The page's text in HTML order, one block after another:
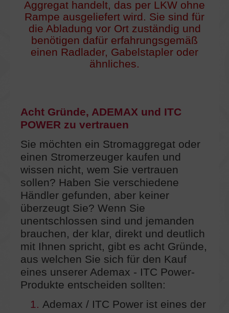
Aggregat handelt, das per LKW ohne
Rampe ausgeliefert wird. Sie sind für
die Abladung vor Ort zuständig und
benötigen dafür erfahrungsgemäß
einen Radlader, Gabelstapler oder
ähnliches.
Acht Gründe, ADEMAX und ITC
POWER zu vertrauen
Sie möchten ein Stromaggregat oder
einen Stromerzeuger kaufen und
wissen nicht, wem Sie vertrauen
sollen? Haben Sie verschiedene
Händler gefunden, aber keiner
überzeugt Sie? Wenn Sie
unentschlossen sind und jemanden
brauchen, der klar, direkt und deutlich
mit Ihnen spricht, gibt es acht Gründe,
aus welchen Sie sich für den Kauf
eines unserer Ademax - ITC Power-
Produkte entscheiden sollten:
1. Ademax / ITC Power ist eines der